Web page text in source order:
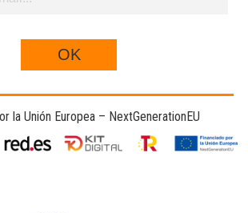
la Unión Europea – NextGenerationEU